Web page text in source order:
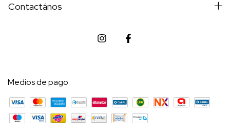
Contactános
Medios de pago